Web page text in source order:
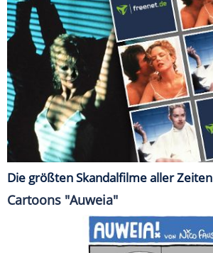
Die größten Skandalfilme aller Zeiten
Cartoons "Auweia"